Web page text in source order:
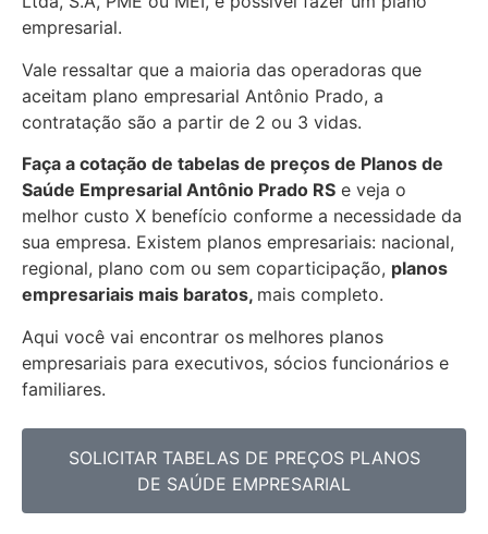
empresarial.
Vale ressaltar que a maioria das operadoras que
aceitam plano empresarial Antônio Prado, a
contratação são a partir de 2 ou 3 vidas.
Faça a cotação de tabelas de preços de Planos de
Saúde Empresarial Antônio Prado RS e veja o
melhor custo X benefício conforme a necessidade da
sua empresa. Existem planos empresariais: nacional,
regional, plano com ou sem coparticipação, planos
empresariais mais baratos, mais completo.
Aqui você vai encontrar os melhores planos
empresariais para executivos, sócios funcionários e
familiares.
SOLICITAR TABELAS DE PREÇOS PLANOS
DE SAÚDE EMPRESARIAL